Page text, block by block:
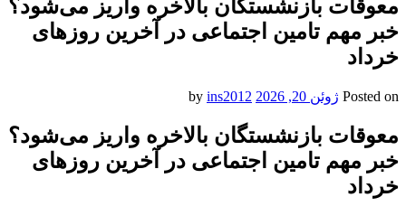
معوقات بازنشستگان بالاخره واریز می‌شود؟
خبر مهم تامین اجتماعی در آخرین روزهای
خرداد
Posted on ژوئن 20, 2026 ins2012
معوقات بازنشستگان بالاخره واریز می‌شود؟
خبر مهم تامین اجتماعی در آخرین روزهای
خرداد